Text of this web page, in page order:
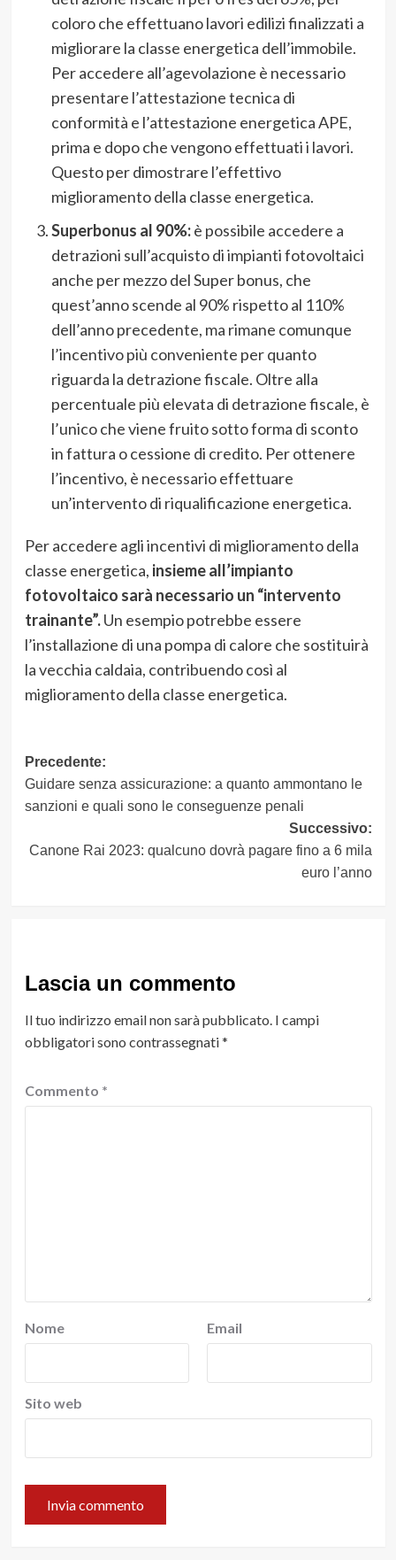
coloro che effettuano lavori edilizi finalizzati a
migliorare la classe energetica dell’immobile.
Per accedere all’agevolazione è necessario
presentare l’attestazione tecnica di
conformità e l’attestazione energetica APE,
prima e dopo che vengono effettuati i lavori.
Questo per dimostrare l’effettivo
miglioramento della classe energetica.
Superbonus al 90%:è possibile accedere a
detrazioni sull’acquisto di impianti fotovoltaici
anche per mezzo del Super bonus, che
quest’anno scende al 90% rispetto al 110%
dell’anno precedente, ma rimane comunque
l’incentivo più conveniente per quanto
riguarda la detrazione fiscale. Oltre alla
percentuale più elevata di detrazione fiscale, è
l’unico che viene fruito sotto forma di sconto
in fattura o cessione di credito. Per ottenere
l’incentivo, è necessario effettuare
un’intervento di riqualificazione energetica.
Per accedere agli incentivi di miglioramento della
classe energetica, insieme all’impianto
fotovoltaico sarà necessario un “intervento
trainante”.Un esempio potrebbe essere
l’installazione di una pompa di calore che sostituirà
la vecchia caldaia, contribuendo così al
miglioramento della classe energetica.
Navigazione
articolo
Precedente:
Guidare senza assicurazione: a quanto ammontano le
sanzioni e quali sono le conseguenze penali
Successivo:
Canone Rai 2023: qualcuno dovrà pagare fino a 6 mila
euro l’anno
Lascia un commento
Il tuo indirizzo email non sarà pubblicato. I campi
obbligatori sono contrassegnati*
Commento *
Nome Email
Sito web